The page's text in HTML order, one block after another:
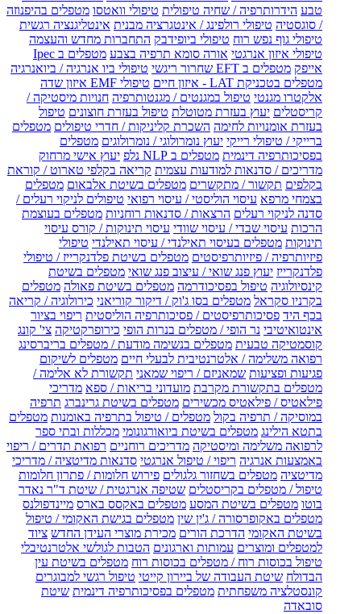
טבע הידרותרפיה / שחיה טיפולית טיפולי וואטסו מטפלים בהיפנוזה
/ סוגסטיה טיפולי רולפינג / אינטגרציה מבנית אינטליגנציה רגשית
טיפולי גוף נפש רוח טיפולי ביופידבק התחברות מחדש והעצמה
טיפולי איזון אנרגטי אורה סומא תרפיה בצבע
מטפלים ב Ipec
אייפק מטפלים ב EFT שחרור ריגשי
טיפולי ביו אנרגיה / ביואנרגיה
מטפלים בטכניקת LAT - איזון חיים
טיפולי EMF איזון שדה
אלקטרו מגנטי טיפול במגנטים / מגנטותרפיה חנויות מיסטיקה /
קריסטלים יעוץ בעזרת מטוטלת טיפול בעזרת חוצונים טיפול
בעזרת אומנויות לחימה השכרת קליניקות / חדרי טיפולים מטפלים
ברייקי / טיפולי רייקי יעוץ נומרולוגי / נומרולוגים מטפלים
בפסיכותרפיה דינמית מטפלים ב NLP נלפ
יעוץ אישי מרחוק
מדריכים / סדנאות למודעות עצמית קריאה בקלפי טארוט / קוראת
בקלפים תקשור / מתקשרים מטפלים בשיטת אלבאום מטפלים
בצמחי מרפא עיסוי הוליסטי / עיסוי רפואי טיפולים לניקוי רעלים /
סדנה לניקוי רעלים הרצאות / סדנאות רוחניות מטפלים בעוצמת
הרכות עיסוי שבדי / עיסוי שוודי עיסוי תינוקות / קורס עיסוי
תינוקות מטפלים בעיסוי תאילנדי / עיסוי תאילנדי טיפולי
פיזיותרפיה / פיזיותרפיסטים מטפלים בשיטת פלדנקרייז / טיפולי
פלדנקרייז יעוץ פנג שואי / עיצוב פנג שואי מטפלים בשיטת
קינסיולוגיה טיפול בפסיכודרמה מטפלים בשיטת פאולה מטפלים
בקרניו סקראל מטפלים בסו ג'וק / דיקור קוריאני כירולוגיה / קריאה
בכף היד פסיכותרפיסטים / פסיכותרפיה הוליסטית ריפוי בציור
אינטואיטיבי נר הופי / מטפלים בנרות הופי כירופרקטיקה צי' קונג
קוסמטיקה טבעית מטפלים בנשימה מודעת / מטפלים בריברסינג
רפואה משלימה / אלטרנטיבית לבעלי חיים מטפלים לשיקום
פגיעות ופציעות שמאניזם / ריפוי שמאני תקשורת לא אלימה /
מטפלים בתקשורת מקרבת מועדוני בריאות / ספא מדריכי
פילאטיס / פילאטיס מכשירים מטפלים בשיטת גרינברג תרפיה
במוסיקה / תרפיה בקול מטפלים / טיפול בתרפיה באומנות מטפלים
בתטא הילינג מטפלים בשיטת ביואורגונומי מכללות ובתי ספר
לרפואה משלימה ומיסטיקה מדריכים רוחניים רפואת תדרים / ריפוי
באמצעות אנרגיה ריפוי / טיפול אנרגטי סדנאות מדיטציה / מדריכי
מדיטציה מטפלים בשחזור גלגולים פירוש חלומות / פתרון חלומות
טיפול / מטפלים בקריסטלים שטיפה אנרגטית / שיטת ד"ר נאדר
בוטו מטפלים בשיטת המסע מטפלים באקסס בארס מיינדפולנס
מטפלים באקופרסורה / ג'ין שין מטפלים בגישת האקומי / טיפול
בשיטת האקומי הדרכת הורים מכירת מוצרי העידן החדש ציוד
למטפלים ומוצרים עמותות וארגונים הטבות לגולשי אלטרנטיבלי
טיפול בכוסות רוח / מטפלים בכוסות רוח מטפלים בשיטת עין
הבדולח שיטת העבודה של ביירון קייטי טיפול רגשי למבוגרים
קונסטלציה משפחתית מטפלים בפסיכותרפיה דינמית שיטת
סובאדה